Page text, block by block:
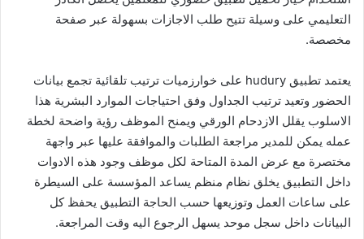
التعليمي على وسيلة تتيح طلب الاجازات بسهولة عبر صفحة
مخصصة.
يعتمد تطبيق hudury على خوارزميات ترتيب تلقائية تجمع بيانات
الحضور وتعيد ترتيب الجداول وفق احتياجات الموارد البشرية هذا
الاسلوب يقلل الازدحام الورقي ويمنح الموظف رؤية واضحة لخطة
عمله يمكن للمدير مراجعة الطلبات والموافقة عليها عبر واجهة
مختصرة مع عرض المدة المتاحة لكل موظف وجود هذه الادوات
داخل التطبيق يخلق نظام منظم يساعد المؤسسة على السيطرة
على ساعات العمل وتوزيعها حسب الحاجة التطبيق يحفظ كل
البيانات داخل سجل موحد يسهل الرجوع اليه وقت المراجعة.